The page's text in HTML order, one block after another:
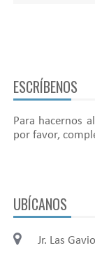
ESCRÍBENOS
Para hacernos
por favor,
UBÍCANOS
Jr. Las